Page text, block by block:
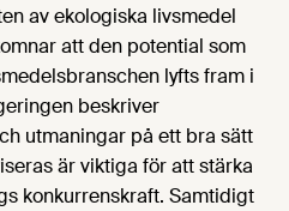
av ekologiska livsmedel
att den potential som
lyfts fram i
beskriver
utmaningar på ett bra sätt
är viktiga för att stärka
konkurrenskraft. Samtidigt